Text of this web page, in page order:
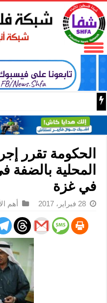
ترقية صناعة الزجاج في
الحكومة تقرر
في غزة
28 فبراير، 2017 أهم